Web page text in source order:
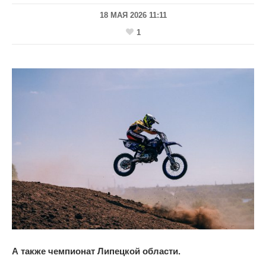
18 МАЯ 2026 11:11
1
А также чемпионат Липецкой области.